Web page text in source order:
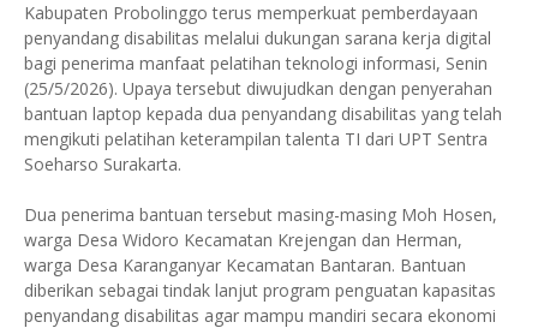
Kabupaten Probolinggo terus memperkuat pemberdayaan
penyandang disabilitas melalui dukungan sarana kerja digital
bagi penerima manfaat pelatihan teknologi informasi, Senin
(25/5/2026). Upaya tersebut diwujudkan dengan penyerahan
bantuan laptop kepada dua penyandang disabilitas yang telah
mengikuti pelatihan keterampilan talenta TI dari UPT Sentra
Soeharso Surakarta.
Dua penerima bantuan tersebut masing-masing Moh Hosen,
warga Desa Widoro Kecamatan Krejengan dan Herman,
warga Desa Karanganyar Kecamatan Bantaran. Bantuan
diberikan sebagai tindak lanjut program penguatan kapasitas
penyandang disabilitas agar mampu mandiri secara ekonomi